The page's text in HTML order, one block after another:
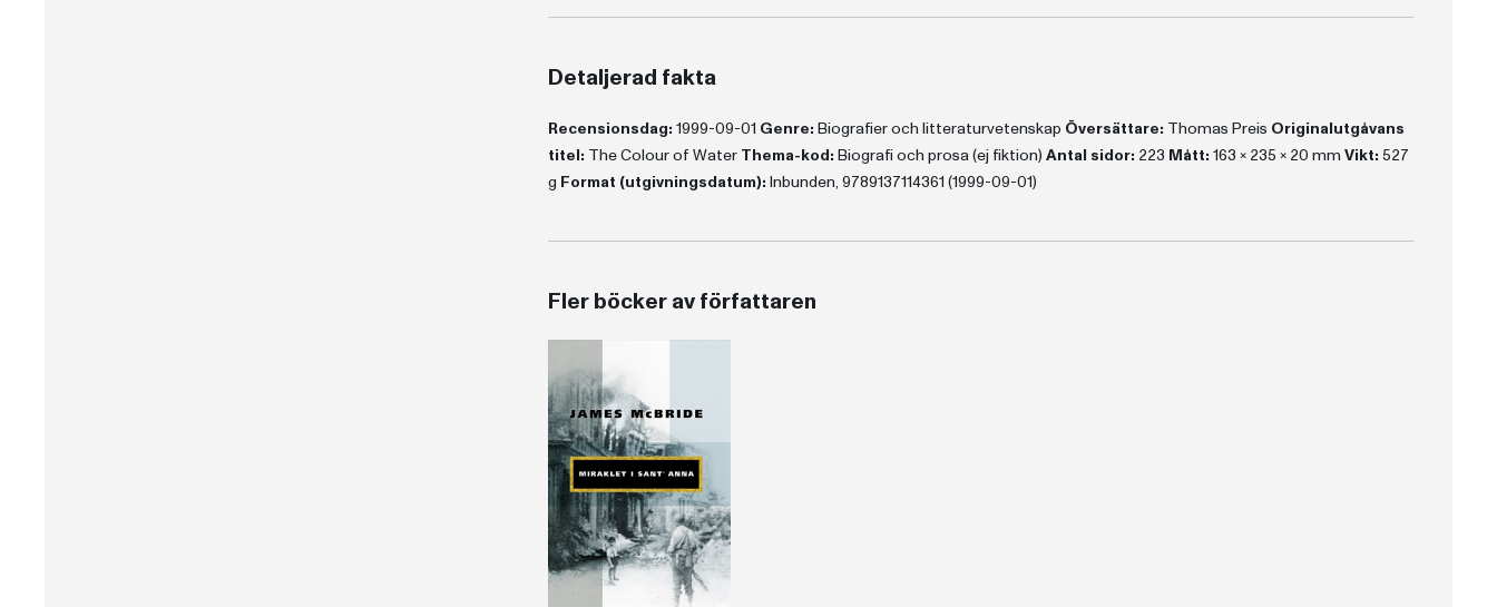
Detaljerad fakta
Recensionsdag: 1999-09-01 Genre: Biografier och litteraturvetenskap Översättare: Thomas Preis Originalutgåvans
titel: The Colour of Water Thema-kod: Biografi och prosa (ej fiktion) Antal sidor: 223 Mått: 163 x 235 x 20 mm Vikt: 527
g Format (utgivningsdatum): Inbunden, 9789137114361 (1999-09-01)
Fler böcker av författaren